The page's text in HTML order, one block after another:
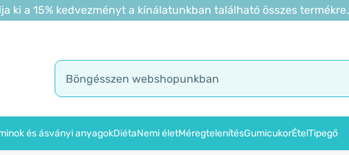
ki a 15% kedvezményt a kínálatunkban található összes termékre.
és ásványi anyagokDiétaNemi életMéregtelenítésGumicukorÉtelTipegő